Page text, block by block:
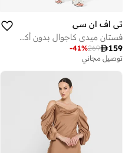
تي اف ان سي
فستان ميدي كاجوال بدون أكمام
159
269
-41%
توصيل مجاني